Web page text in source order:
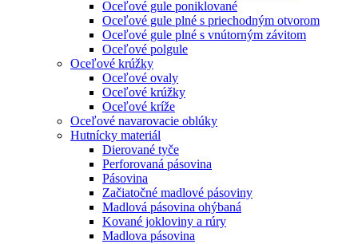
Oceľové gule poniklované
Oceľové gule plné s priechodným otvorom
Oceľové gule plné s vnútorným závitom
Oceľové polgule
Oceľové krúžky
Oceľové ovaly
Oceľové krúžky
Oceľové kríže
Oceľové navarovacie oblúky
Hutnícky materiál
Dierované tyče
Perforovaná pásovina
Pásovina
Začiatočné madlové pásoviny
Madlová pásovina ohýbaná
Kované jokloviny a rúry
Madlova pásovina